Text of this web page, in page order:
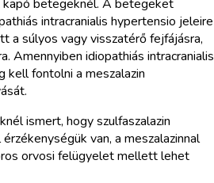
kapó betegeknél. A betegeket
intracranialis hypertensio jeleire
a súlyos vagy visszatérő fejfájásra,
Amennyiben idiopathiás intracranialis
kell fontolni a meszalazin
ismert, hogy szulfaszalazin
van, a meszalazinnal
orvosi felügyelet mellett lehet